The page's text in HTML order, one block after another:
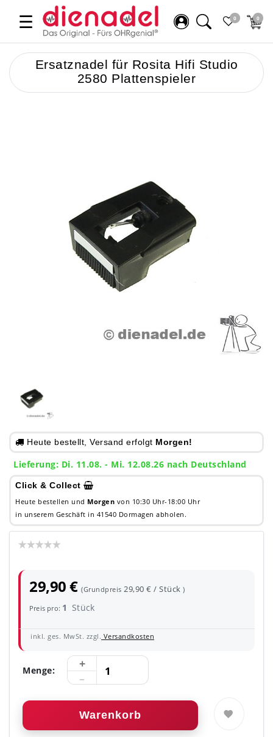
☰ 0 0
Ersatznadel für Rosita Hifi Studio
2580 Plattenspieler
Heute bestellt, Versand erfolgt Morgen!
Lieferung: Di. 11.08. - Mi. 12.08.26 nach Deutschland
Click & Collect
Heute bestellen und Morgen von 10:30 Uhr-18:00 Uhr
in unserem Geschäft in 41540 Dormagen abholen.
29,90 €(Grundpreis29,90 € / Stück)
Preis pro: 1 Stück
inkl. ges. MwSt. zzgl. Versandkosten
Menge:
Warenkorb